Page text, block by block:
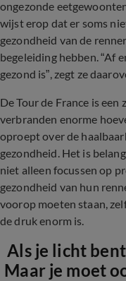
ongezonde
wijst erop dat er soms
gezondheid van de
begeleiding hebben. “Af
gezond is”, zegt ze
De Tour de France is
verbranden enorme
oproept over de
gezondheid. Het is
niet alleen focussen op
gezondheid van hun
voorop moeten staan,
de druk enorm is.
Als je licht
Maar je moet